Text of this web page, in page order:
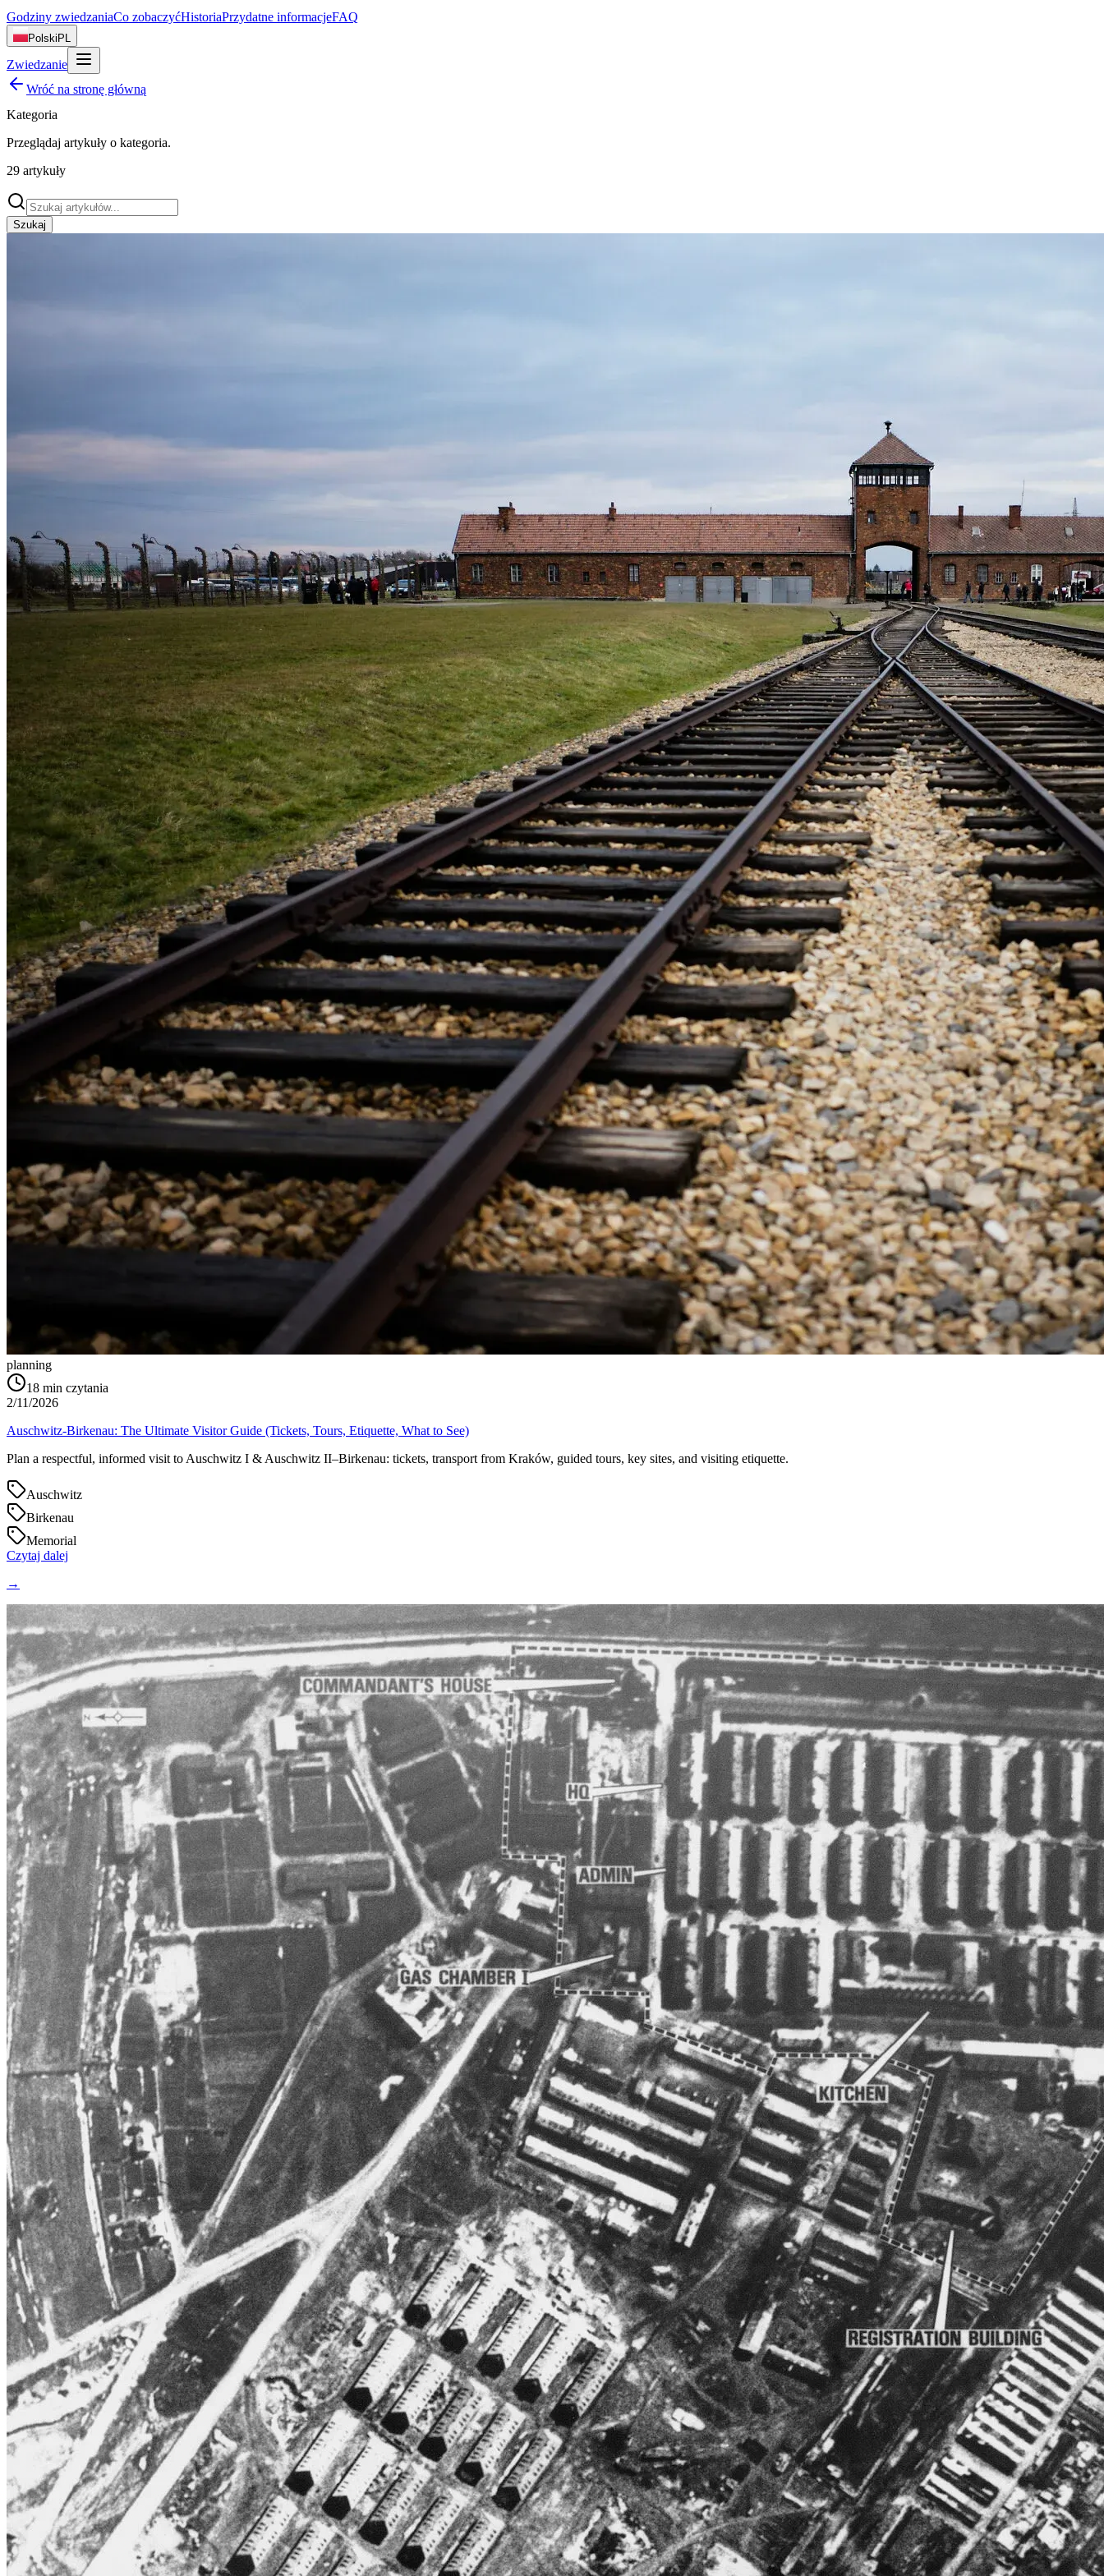
Godziny zwiedzaniaCo zobaczyćHistoriaPrzydatne informacjeFAQ
Polski PL
Zwiedzanie
Wróć na stronę główną
Kategoria
Przeglądaj artykuły o kategoria.
29 artykuły
Szukaj
planning
18 min czytania
2/11/2026
Auschwitz-Birkenau: The Ultimate Visitor Guide (Tickets, Tours, Etiquette, What to See)
Plan a respectful, informed visit to Auschwitz I & Auschwitz II–Birkenau: tickets, transport from Kraków, guided tours, key sites, and visiting etiquette.
Auschwitz
Birkenau
Memorial
Czytaj dalej
→